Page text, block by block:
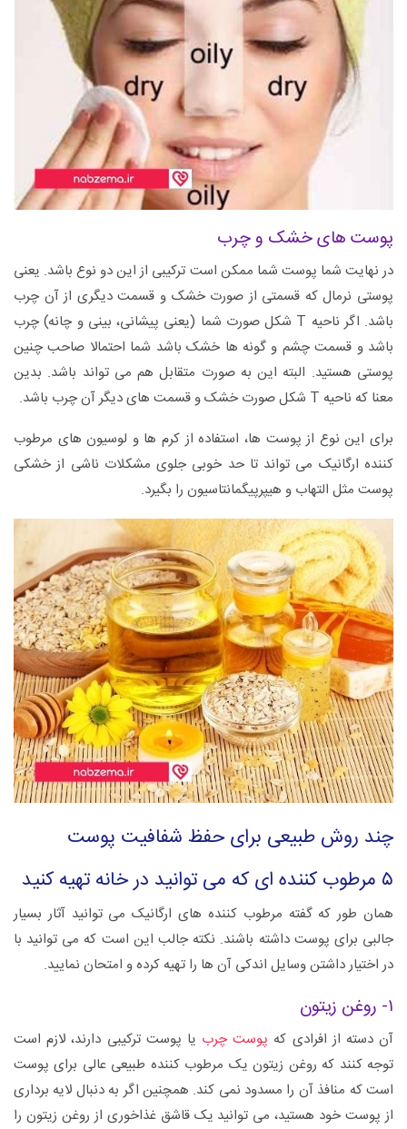
پوست های خشک و چرب
در نهایت شما پوست شما ممکن است ترکیبی از این دو نوع باشد. یعنی
پوستی نرمال که قسمتی از صورت خشک و قسمت دیگری از آن چرب
باشد. اگر ناحیه T شکل صورت شما (یعنی پیشانی، بینی و چانه) چرب
باشد و قسمت چشم و گونه ها خشک باشد شما احتمالا صاحب چنین
پوستی هستید. البته این به صورت متقابل هم می تواند باشد. بدین
معنا که ناحیه T شکل صورت خشک و قسمت های دیگر آن چرب باشد.
برای این نوع از پوست ها، استفاده از کرم ها و لوسیون های مرطوب
کننده ارگانیک می تواند تا حد خوبی جلوی مشکلات ناشی از خشکی
پوست مثل التهاب و هیپرپیگمانتاسیون را بگیرد.
چند روش طبیعی برای حفظ شفافیت پوست
۵ مرطوب کننده ای که می توانید در خانه تهیه کنید
همان طور که گفته مرطوب کننده های ارگانیک می توانید آثار بسیار
جالبی برای پوست داشته باشند. نکته جالب این است که می توانید با
در اختیار داشتن وسایل اندکی آن ها را تهیه کرده و امتحان نمایید.
۱- روغن زیتون
آن دسته از افرادی که پوست چرب یا پوست ترکیبی دارند، لازم است
توجه کنند که روغن زیتون یک مرطوب کننده طبیعی عالی برای پوست
است که منافذ آن را مسدود نمی کند. همچنین اگر به دنبال لایه برداری
از پوست خود هستید، می توانید یک قاشق غذاخوری از روغن زیتون را